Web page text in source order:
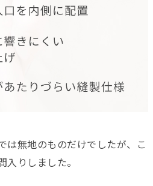
は無地のものだけでしたが、こ
入りしました。